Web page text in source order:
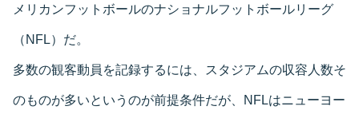
メリカンフットボールのナショナルフットボールリーグ
（NFL）だ。
多数の観客動員を記録するには、スタジアムの収容人数そ
のものが多いというのが前提条件だが、NFLはニューヨー